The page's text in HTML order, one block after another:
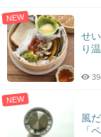
NEW
せ
り
NEW
風
「